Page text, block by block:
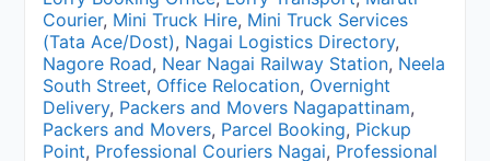
Courier, Mini Truck Hire, Mini Truck Services
(Tata Ace/Dost), Nagai Logistics Directory,
Nagore Road, Near Nagai Railway Station, Neela
South Street, Office Relocation, Overnight
Delivery, Packers and Movers Nagapattinam,
Packers and Movers, Parcel Booking, Pickup
Point, Professional Couriers Nagai, Professional